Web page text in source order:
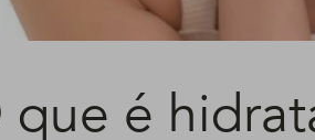
que é